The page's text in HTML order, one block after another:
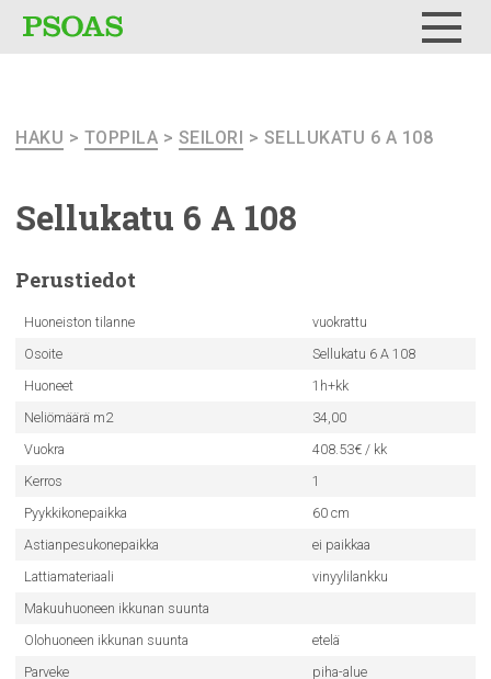
HAKU > TOPPILA > SEILORI > SELLUKATU 6 A 108
Sellukatu 6 A 108
Perustiedot
Huoneiston tilanne
vuokrattu
Osoite
Sellukatu 6 A 108
Huoneet
1h+kk
Neliömäärä m2
34,00
Vuokra
408.53€ / kk
Kerros
1
Pyykkikonepaikka
60 cm
Astianpesukonepaikka
ei paikkaa
Lattiamateriaali
vinyylilankku
Makuuhuoneen ikkunan suunta
Olohuoneen ikkunan suunta
etelä
Parveke
piha-alue